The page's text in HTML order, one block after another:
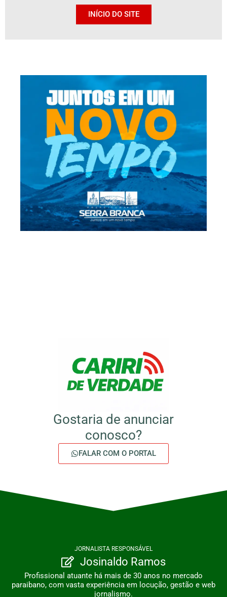
INÍCIO DO SITE
Gostaria de anunciar
conosco?
FALAR COM O PORTAL
JORNALISTA RESPONSÁVEL
Josinaldo Ramos
Profissional atuante há mais de 30 anos no mercado
paraibano, com vasta experiência em locução, gestão e web
jornalismo.